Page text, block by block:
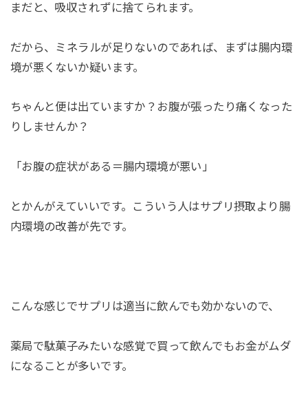
まだと、吸収されずに捨てられます。
だから、ミネラルが足りないのであれば、まずは腸内環
境が悪くないか疑います。
ちゃんと便は出ていますか？お腹が張ったり痛くなった
りしませんか？
「お腹の症状がある＝腸内環境が悪い」
とかんがえていいです。こういう人はサプリ摂取より腸
内環境の改善が先です。
こんな感じでサプリは適当に飲んでも効かないので、
薬局で駄菓子みたいな感覚で買って飲んでもお金がムダ
になることが多いです。